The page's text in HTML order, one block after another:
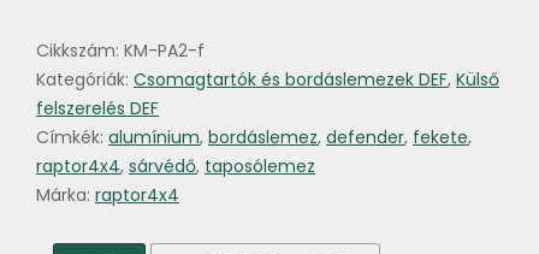
sárvédő
tetejére
fekete
mennyiség
Cikkszám: KM-PA2-f
Kategóriák: Csomagtartók és bordáslemezek DEF, Külső
felszerelés DEF
Címkék: alumínium, bordáslemez, defender, fekete,
raptor4x4, sárvédő, taposólemez
Márka: raptor4x4